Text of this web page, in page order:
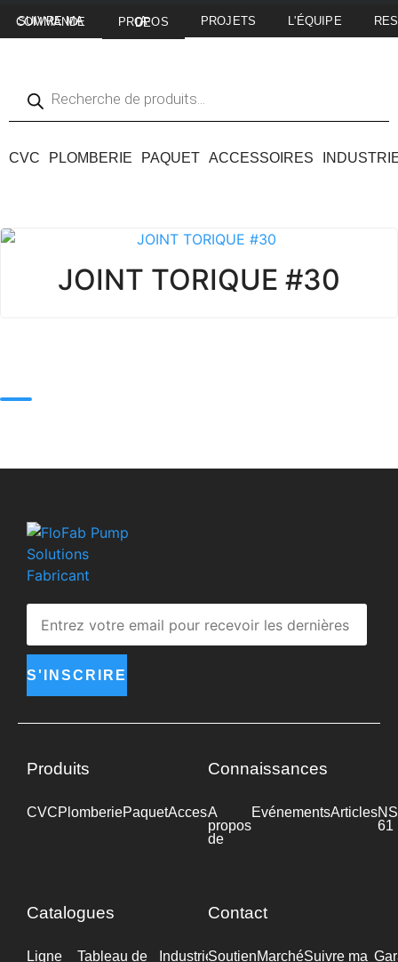
SUIVRE MA COMMANDE A PROPOS DE PROJETS L'ÉQUIPE
CVC PLOMBERIE PAQUET ACCESSOIRES
JOINT TORIQUE #30
S'INSCRIRE
Produits
CVCPlomberiePaquetAccessoires Industrie
Connaissances
A
propos
de
EvénementsArticles
61
Catalogues
Ligne
Tableau de
IndustrieFiche
Contact
SoutienMarchéSuivre ma